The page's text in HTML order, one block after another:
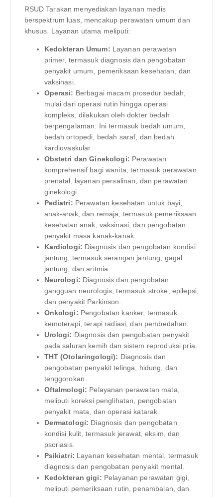
RSUD Tarakan menyediakan layanan medis
berspektrum luas, mencakup perawatan umum dan
khusus. Layanan utama meliputi:
Kedokteran Umum: Layanan perawatan
primer, termasuk diagnosis dan pengobatan
penyakit umum, pemeriksaan kesehatan, dan
vaksinasi.
Operasi: Berbagai macam prosedur bedah,
mulai dari operasi rutin hingga operasi
kompleks, dilakukan oleh dokter bedah
berpengalaman. Ini termasuk bedah umum,
bedah ortopedi, bedah saraf, dan bedah
kardiovaskular.
Obstetri dan Ginekologi: Perawatan
komprehensif bagi wanita, termasuk perawatan
prenatal, layanan persalinan, dan perawatan
ginekologi.
Pediatri: Perawatan kesehatan untuk bayi,
anak-anak, dan remaja, termasuk pemeriksaan
kesehatan anak, vaksinasi, dan pengobatan
penyakit masa kanak-kanak.
Kardiologi: Diagnosis dan pengobatan kondisi
jantung, termasuk serangan jantung, gagal
jantung, dan aritmia.
Neurologi: Diagnosis dan pengobatan
gangguan neurologis, termasuk stroke, epilepsi,
dan penyakit Parkinson.
Onkologi: Pengobatan kanker, termasuk
kemoterapi, terapi radiasi, dan pembedahan.
Urologi: Diagnosis dan pengobatan penyakit
pada saluran kemih dan sistem reproduksi pria.
THT (Otolaringologi): Diagnosis dan
pengobatan penyakit telinga, hidung, dan
tenggorokan.
Oftalmologi: Pelayanan perawatan mata,
meliputi koreksi penglihatan, pengobatan
penyakit mata, dan operasi katarak.
Dermatologi: Diagnosis dan pengobatan
kondisi kulit, termasuk jerawat, eksim, dan
psoriasis.
Psikiatri: Layanan kesehatan mental, termasuk
diagnosis dan pengobatan penyakit mental.
Kedokteran gigi: Pelayanan perawatan gigi,
meliputi pemeriksaan rutin, penambalan, dan